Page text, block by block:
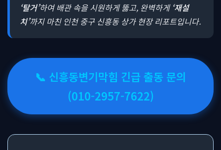
‘탈거’하여 배관 속을 시원하게 뚫고, 완벽하게 ‘재설
치’까지 마친 인천 중구 신흥동 상가 현장 리포트입니다.
📞 신흥동변기막힘 긴급 출동 문의
(010-2957-7622)